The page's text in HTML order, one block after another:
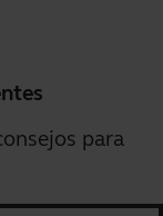
para